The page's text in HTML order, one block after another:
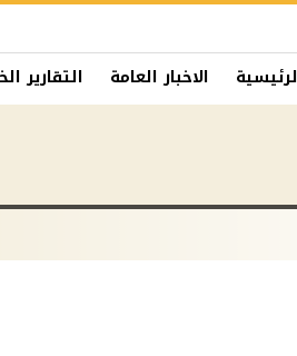
الاخبار العامة التقارير